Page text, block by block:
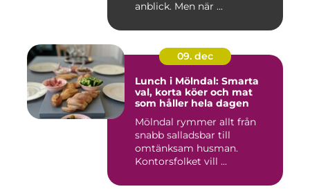
anblick. Men när ...
09. dec
Lunch i Mölndal: Smarta
val, korta köer och mat
som håller hela dagen
Mölndal rymmer allt från
snabb salladsbar till
omtänksam husman.
Kontorsfolket vill ...